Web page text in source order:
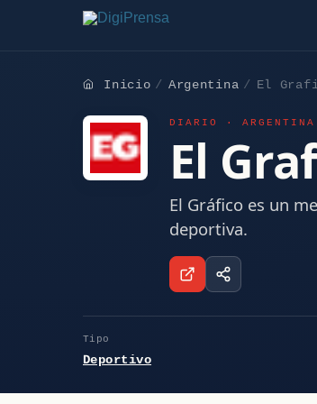
Inicio Argentina El
DIARIO · ARGENTINA
El
El Gráfico es un
deportiva.
Tipo
Deportivo